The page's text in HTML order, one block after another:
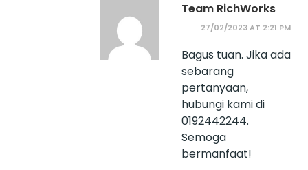
Team RichWorks
27/02/2023 AT 2:21 PM
Bagus tuan. Jika ada
sebarang
pertanyaan,
hubungi kami di
0192442244.
Semoga
bermanfaat!